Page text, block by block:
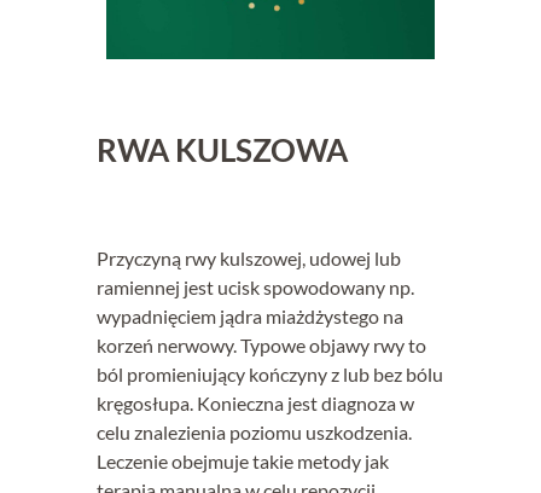
RWA KULSZOWA
Przyczyną rwy kulszowej, udowej lub
ramiennej jest ucisk spowodowany np.
wypadnięciem jądra miażdżystego na
korzeń nerwowy. Typowe objawy rwy to
ból promieniujący kończyny z lub bez bólu
kręgosłupa. Konieczna jest diagnoza w
celu znalezienia poziomu uszkodzenia.
Leczenie obejmuje takie metody jak